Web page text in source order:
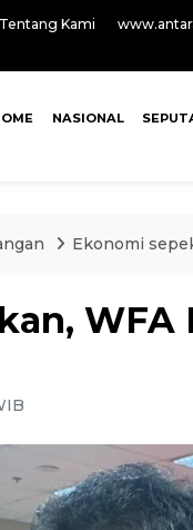
Tentang Kami
NASIONAL
Ekonomi
WFA